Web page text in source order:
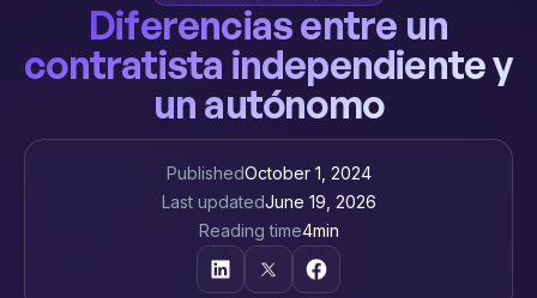
Diferencias entre un
contratista independiente y
un autónomo
PublishedOctober 1, 2024
Last updatedJune 19, 2026
Reading time4min